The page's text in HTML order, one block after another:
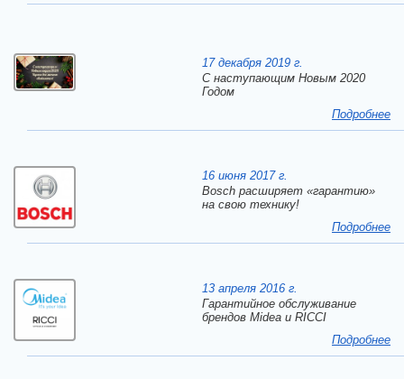
17 декабря 2019 г.
C наступающим Новым 2020
Годом
Подробнее
16 июня 2017 г.
Bosch расширяет «гарантию»
на свою технику!
Подробнее
13 апреля 2016 г.
Гарантийное обслуживание
брендов Midea и RICCI
Подробнее